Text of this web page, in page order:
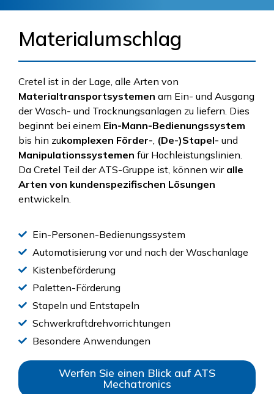
Materialumschlag
Cretel ist in der Lage, alle Arten von
Materialtransportsystemen am Ein- und Ausgang
der Wasch- und Trocknungsanlagen zu liefern. Dies
beginnt bei einem Ein-Mann-Bedienungssystem
bis hin zukomplexen Förder-, (De-)Stapel- und
Manipulationssystemen für Hochleistungslinien.
Da Cretel Teil der ATS-Gruppe ist, können wir alle
Arten von kundenspezifischen Lösungen
entwickeln.
Ein-Personen-Bedienungssystem
Automatisierung vor und nach der Waschanlage
Kistenbeförderung
Paletten-Förderung
Stapeln und Entstapeln
Schwerkraftdrehvorrichtungen
Besondere Anwendungen
Werfen Sie einen Blick auf ATS
Mechatronics